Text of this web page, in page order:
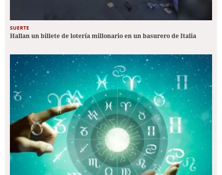
SUERTE
Hallan un billete de lotería millonario en un basurero de Italia